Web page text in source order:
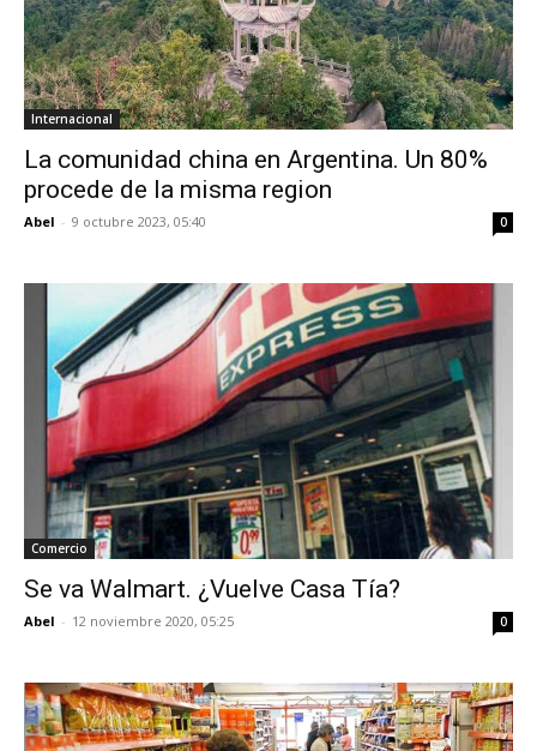
Internacional
La comunidad china en Argentina. Un 80%
procede de la misma region
Abel - 9 octubre 2023, 05:40 0
Comercio
Se va Walmart. ¿Vuelve Casa Tía?
Abel - 12 noviembre 2020, 05:25 0